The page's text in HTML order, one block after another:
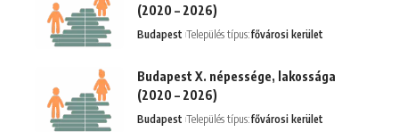
(2020 – 2026)
Budapest Település típus:fővárosi kerület
Budapest X. népessége, lakossága
(2020 – 2026)
Budapest Település típus:fővárosi kerület